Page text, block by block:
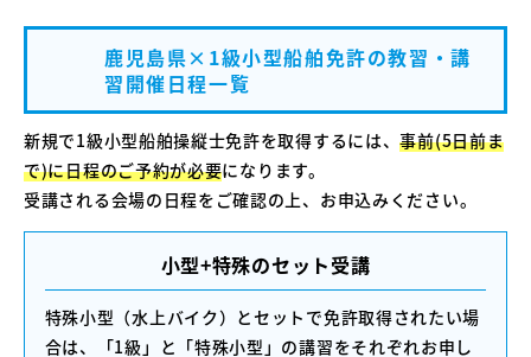
鹿児島県×1級小型船舶免許の教習・講
習開催日程一覧
新規で1級小型船舶操縦士免許を取得するには、事前(5日前ま
で)に日程のご予約が必要になります。
受講される会場の日程をご確認の上、お申込みください。
小型+特殊のセット受講
特殊小型（水上バイク）とセットで免許取得されたい場
合は、「1級」と「特殊小型」の講習をそれぞれお申し